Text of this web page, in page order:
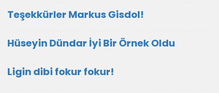
Teşekkürler Markus Gisdol!
Hüseyin Dündar İyi Bir Örnek Oldu
Ligin dibi fokur fokur!